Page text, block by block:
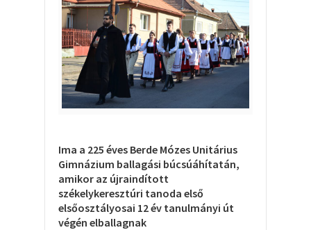
Ima a 225 éves Berde Mózes Unitárius
Gimnázium ballagási búcsúáhítatán,
amikor az újraindított
székelykeresztúri tanoda első
elsőosztályosai 12 év tanulmányi út
végén elballagnak